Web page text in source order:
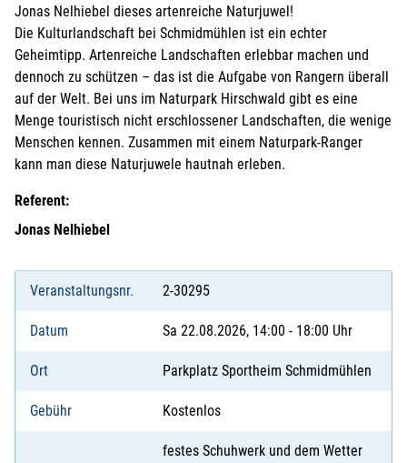
Jonas Nelhiebel dieses artenreiche Naturjuwel!
Die Kulturlandschaft bei Schmidmühlen ist ein echter
Geheimtipp. Artenreiche Landschaften erlebbar machen und
dennoch zu schützen – das ist die Aufgabe von Rangern überall
auf der Welt. Bei uns im Naturpark Hirschwald gibt es eine
Menge touristisch nicht erschlossener Landschaften, die wenige
Menschen kennen. Zusammen mit einem Naturpark-Ranger
kann man diese Naturjuwele hautnah erleben.
Referent:
Jonas Nelhiebel
Veranstaltungsnr. 2-30295
Datum Sa 22.08.2026, 14:00 - 18:00 Uhr
Ort Parkplatz Sportheim Schmidmühlen
Gebühr Kostenlos
festes Schuhwerk und dem Wetter